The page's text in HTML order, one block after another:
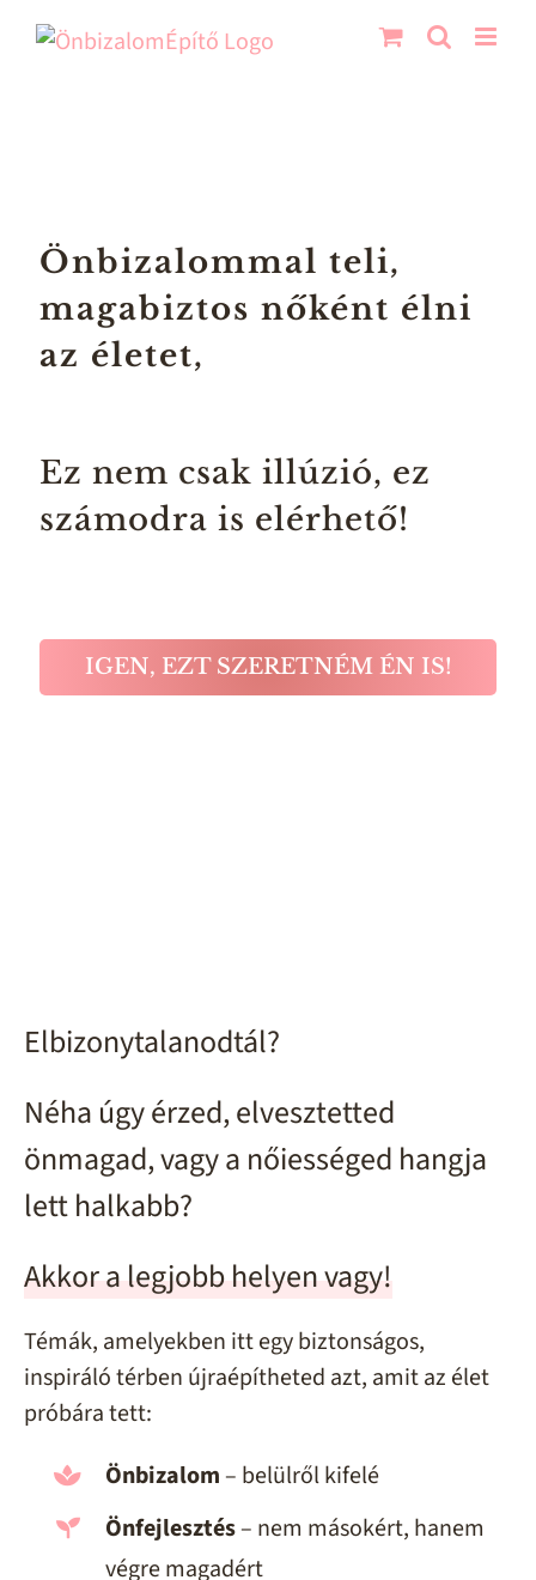
Skip
Önbizalommal teli,
magabiztos nőként élni
az életet,
Ez nem csak illúzió, ez
számodra is elérhető!
IGEN, EZT SZERETNÉM ÉN IS!
Elbizonytalanodtál?
Néha úgy érzed, elvesztetted
önmagad, vagy a nőiességed hangja
lett halkabb?
Akkor a legjobb helyen vagy!
Témák, amelyekben itt egy biztonságos,
inspiráló térben újraépítheted azt, amit az élet
próbára tett:
Önbizalom – belülről kifelé
Önfejlesztés– nem másokért, hanem
végre magadért